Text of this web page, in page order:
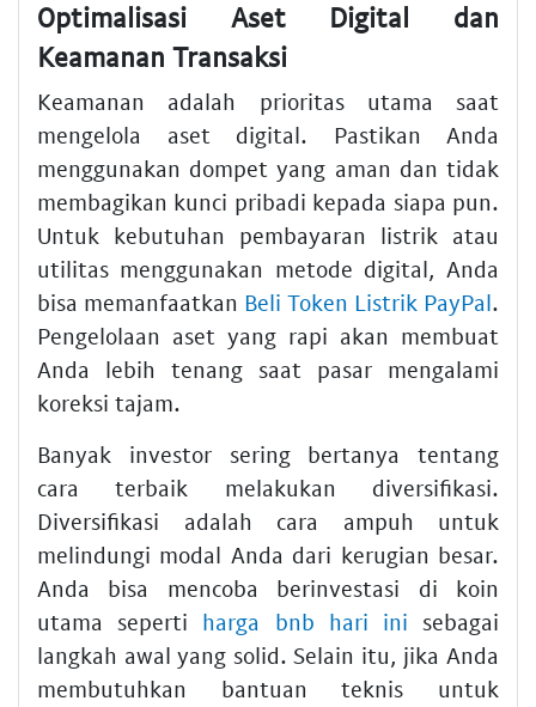
Optimalisasi Aset Digital dan
Keamanan Transaksi
Keamanan adalah prioritas utama saat
mengelola aset digital. Pastikan Anda
menggunakan dompet yang aman dan tidak
membagikan kunci pribadi kepada siapa pun.
Untuk kebutuhan pembayaran listrik atau
utilitas menggunakan metode digital, Anda
bisa memanfaatkan Beli Token Listrik PayPal.
Pengelolaan aset yang rapi akan membuat
Anda lebih tenang saat pasar mengalami
koreksi tajam.
Banyak investor sering bertanya tentang
cara terbaik melakukan diversifikasi.
Diversifikasi adalah cara ampuh untuk
melindungi modal Anda dari kerugian besar.
Anda bisa mencoba berinvestasi di koin
utama seperti harga bnb hari ini sebagai
langkah awal yang solid. Selain itu, jika Anda
membutuhkan bantuan teknis untuk